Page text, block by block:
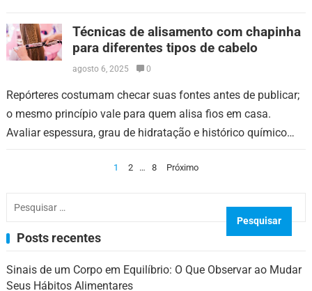
Técnicas de alisamento com chapinha
para diferentes tipos de cabelo
agosto 6, 2025 0
Repórteres costumam checar suas fontes antes de publicar;
o mesmo princípio vale para quem alisa fios em casa.
Avaliar espessura, grau de hidratação e histórico químico
posts
1 2 … 8 Próximo
por:
Posts recentes
Sinais de um Corpo em Equilíbrio: O Que Observar ao Mudar
Seus Hábitos Alimentares